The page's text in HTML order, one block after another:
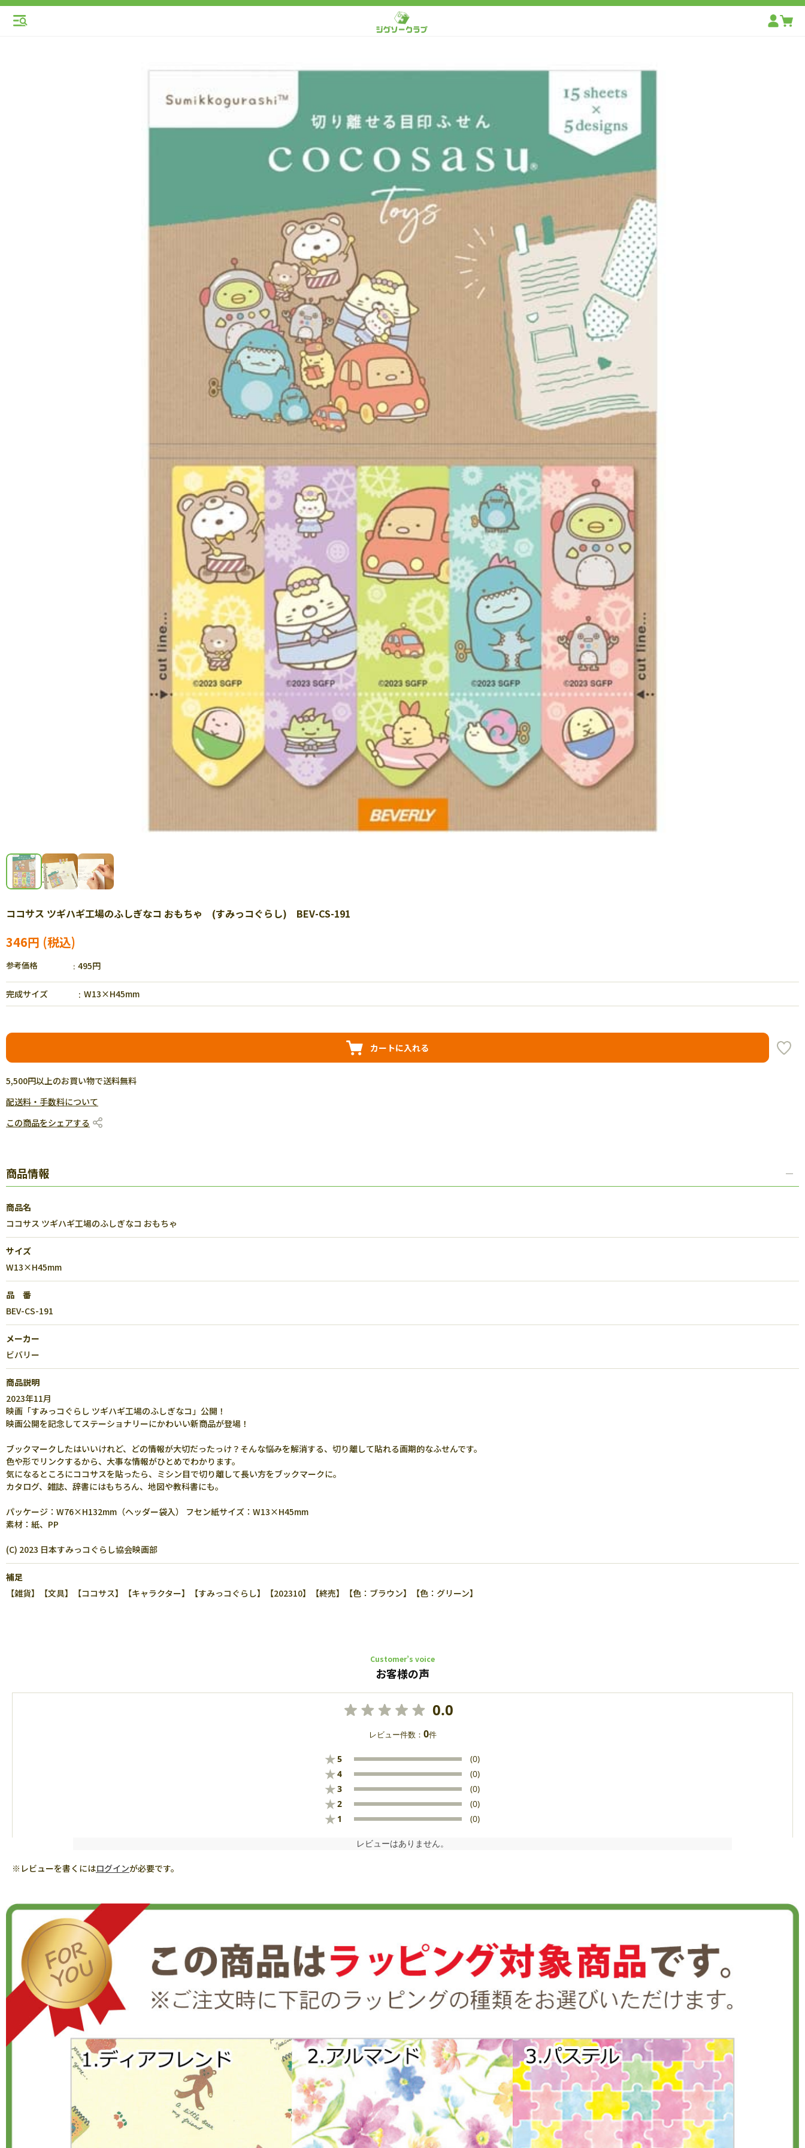
ココサス ツギハギ工場のふしぎなコ おもちゃ (すみっコぐらし) BEV-CS-191
346円
参考価格 495円
完成サイズ W13×H45mm
カートに入れる
5,500円以上のお買い物で送料無料
配送料・手数料について
この商品をシェアする
商品情報
商品名
ココサス ツギハギ工場のふしぎなコ おもちゃ
サイズ
W13×H45mm
品 番
BEV-CS-191
メーカー
ビバリー
商品説明
2023年11月
映画「すみっコぐらし ツギハギ工場のふしぎなコ」公開！
映画公開を記念してステーショナリーにかわいい新商品が登場！
ブックマークしたはいいけれど、どの情報が大切だったっけ？そんな悩みを解消する、切り離して貼れる画期的なふせんです。
色や形でリンクするから、大事な情報がひとめでわかります。
気になるところにココサスを貼ったら、ミシン目で切り離して長い方をブックマークに。
カタログ、雑誌、辞書にはもちろん、地図や教科書にも。
パッケージ：W76×H132mm（ヘッダー袋入） フセン紙サイズ：W13×H45mm
素材：紙、PP
(C) 2023 日本すみっコぐらし協会映画部
補足
【雑貨】【文具】【ココサス】【キャラクター】【すみっコぐらし】【202310】【終売】【色：ブラウン】【色：グリーン】
Customer’s voice
お客様の声
0.0
レビュー件数： 0件
★5 (0)
★4 (0)
★3 (0)
★2 (0)
★ 1 (0)
レビューはありません。
※レビューを書くにはログインが必要です。